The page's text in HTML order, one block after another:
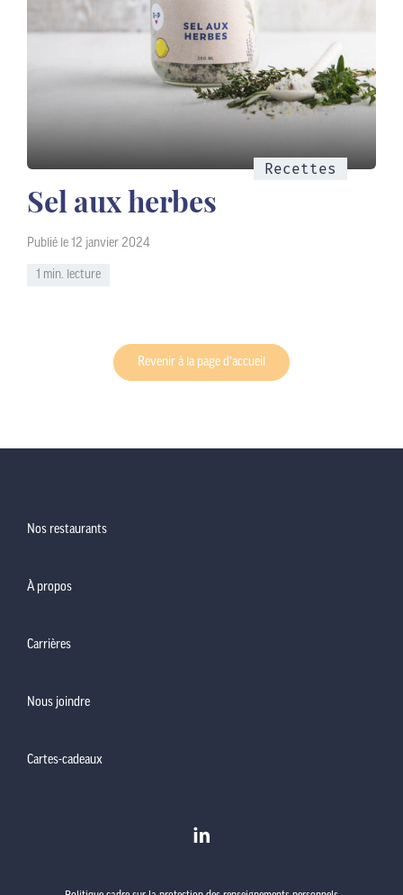
Recettes
Sel aux herbes
Publié le 12 janvier 2024
1 min. lecture
Revenir à la page d’accueil
Nos restaurants
À propos
Carrières
Nous joindre
Cartes-cadeaux